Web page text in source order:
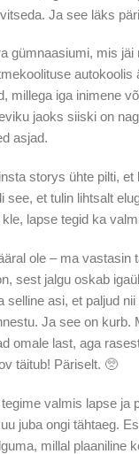
Ja see läks
gümnaasiumi, mis jäi
autokoolis
millega iga inimene
jaoks siiski on
asjad.
storys ühte pilti,
see, et tulin lihtsalt
lapse tegid ka
ole – ma vastasin
sest jalgu oskab
asi, et paljud
Ja see on kurb.
omale last, aga
täitub! Päriselt. 🥺
valmis lapse ja
juba ongi tähtaeg.
millal plaaniline